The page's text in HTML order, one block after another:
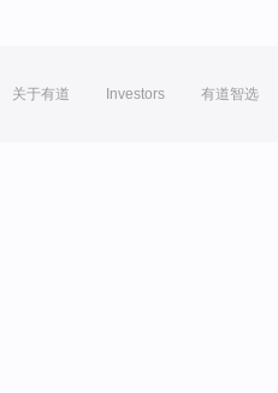
关于有道 Investors 有道智选